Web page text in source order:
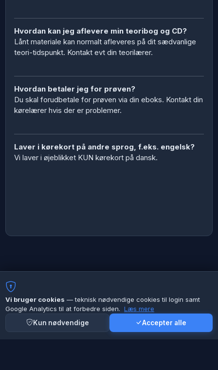
Hvordan kan jeg aflevere min teoribog og CD?
Lånt materiale kan normalt afleveres på dit sædvanlige
teori-tidspunkt. Kontakt evt din teorilærer.
Hvordan betaler jeg for prøven?
Du skal forudbetale for prøven via din eboks. Kontakt din
kørelærer hvis der er problemer.
Laver i kørekort på andre sprog, f.eks. engelsk?
Vi laver i øjeblikket KUN kørekort på dansk.
Rask Køreskole ApS — Fredensgade 26, 8000 Århus C
info@RaskKoreskole.dk
27106000
Vi bruger cookies — teknisk nødvendige cookies til login samt
Google Analytics til at forbedre siden. Læs mere
Kun nødvendige
Accepter alle